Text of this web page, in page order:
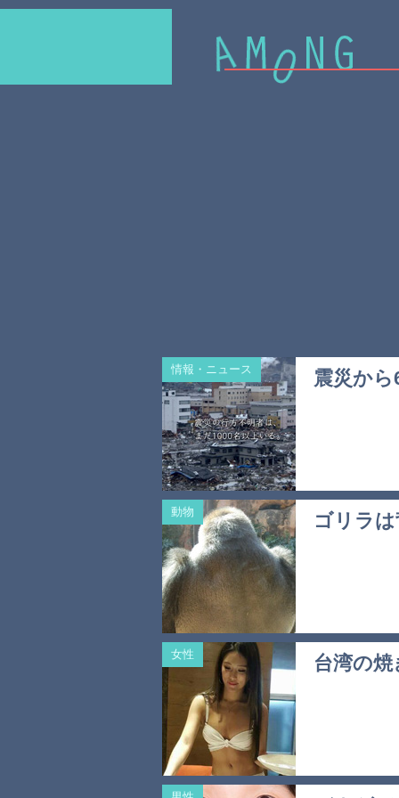
震災か
情報・ニュース
ゴリラ
動物
台湾の
女性